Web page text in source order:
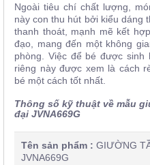
Ngoài tiêu chí chất lượng,
này con thu hút bởi kiểu dáng
thanh thoát, mạnh mẽ kết
đạo, mang đến một không
phòng. Việc để bé được
riêng này được xem là cách
bé một cách tốt nhất.
Thông số kỹ thuật về mẫu
đại JVNA669G
Tên sản phẩm : GIƯỜNG
JVNA669G